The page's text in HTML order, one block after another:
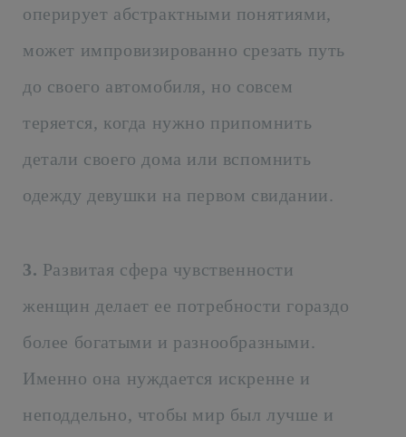
оперирует абстрактными понятиями,
может импровизированно срезать путь
до своего автомобиля, но совсем
теряется, когда нужно припомнить
детали своего дома или вспомнить
одежду девушки на первом свидании.
3. Развитая сфера чувственности
женщин делает ее потребности гораздо
более богатыми и разнообразными.
Именно она нуждается искренне и
неподдельно, чтобы мир был лучше и